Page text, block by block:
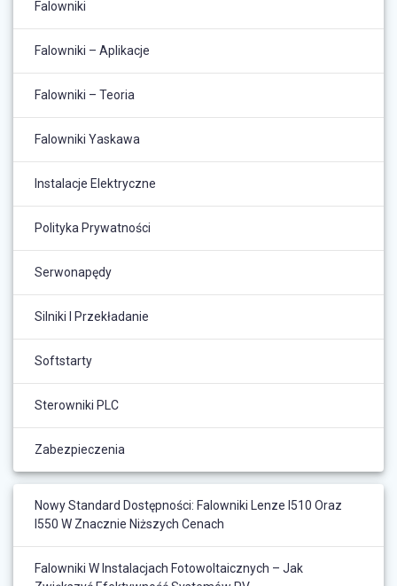
Falowniki
Falowniki – Aplikacje
Falowniki – Teoria
Falowniki Yaskawa
Instalacje Elektryczne
Polityka Prywatności
Serwonapędy
Silniki I Przekładanie
Softstarty
Sterowniki PLC
Zabezpieczenia
Nowy Standard Dostępności: Falowniki Lenze I510 Oraz
I550 W Znacznie Niższych Cenach
Falowniki W Instalacjach Fotowoltaicznych – Jak